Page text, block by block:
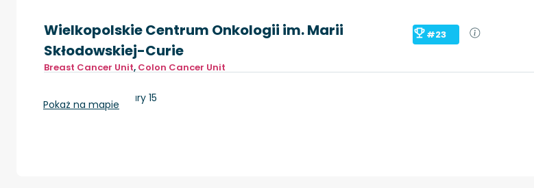
Wielkopolskie Centrum Onkologii im. Marii
Skłodowskiej-Curie
#23
Breast Cancer Unit, Colon Cancer Unit
Poznań, ul. Garbary 15
Pokaż na mapie